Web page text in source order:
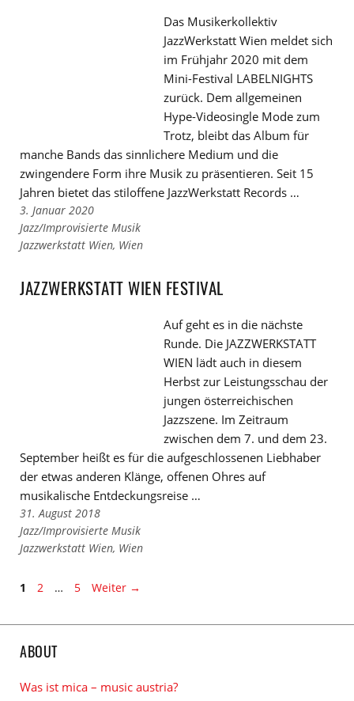
Das Musikerkollektiv
JazzWerkstatt Wien meldet sich
im Frühjahr 2020 mit dem
Mini-Festival LABELNIGHTS
zurück. Dem allgemeinen
Hype-Videosingle Mode zum
Trotz, bleibt das Album für
manche Bands das sinnlichere Medium und die
zwingendere Form ihre Musik zu präsentieren. Seit 15
Jahren bietet das stiloffene JazzWerkstatt Records …
3. Januar 2020
Links
zu
Kategorien
Jazz/Improvisierte Musik
Links
den
Tags
Jazzwerkstatt Wien, Wien
JAZZWERKSTATT WIEN FESTIVAL
Auf geht es in die nächste
Runde. Die JAZZWERKSTATT
WIEN lädt auch in diesem
Herbst zur Leistungsschau der
jungen österreichischen
Jazzszene. Im Zeitraum
zwischen dem 7. und dem 23.
September heißt es für die aufgeschlossenen Liebhaber
der etwas anderen Klänge, offenen Ohres auf
musikalische Entdeckungsreise …
31. August 2018
Links
zu
Kategorien
Jazz/Improvisierte Musik
Links
den
Jazzwerkstatt Wien, Wien
Seite
1 Seite
2 … Seite
5 Weiter →
ABOUT
Was ist mica – music austria?